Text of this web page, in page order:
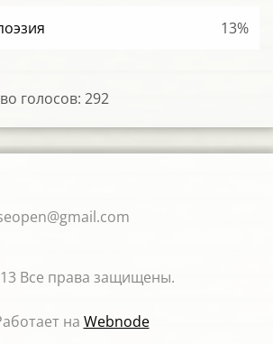
13%
голосов: 292
n@gmail.com
Все права защищены.
на Webnode